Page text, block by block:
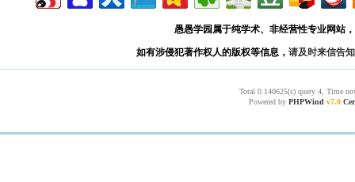
愚愚学园属于纯学术、非经营性专业网站
如有涉侵犯著作权人的版权等信息， 请及时来信告知
Total 0.140625(s) query 4, Time
Powered by PHPWind v7.0